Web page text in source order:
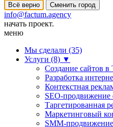
Всё верно Сменить город
info@factum.agency
начать проект.
меню
Мы сделали (35)
Услуги (8) ▼
Создание сайтов в
Разработка
Контекстная
SEO-продвижение
Таргетированная
Маркетинговый
SMM-